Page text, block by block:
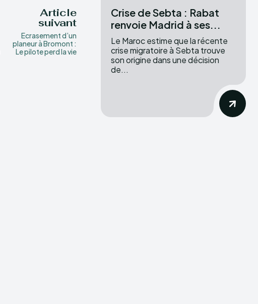
Article
suivant
Ecrasement d’un
planeur à Bromont :
Le pilote perd la vie
Crise de Sebta : Rabat
renvoie Madrid à ses...
Le Maroc estime que la récente
crise migratoire à Sebta trouve
son origine dans une décision
de...